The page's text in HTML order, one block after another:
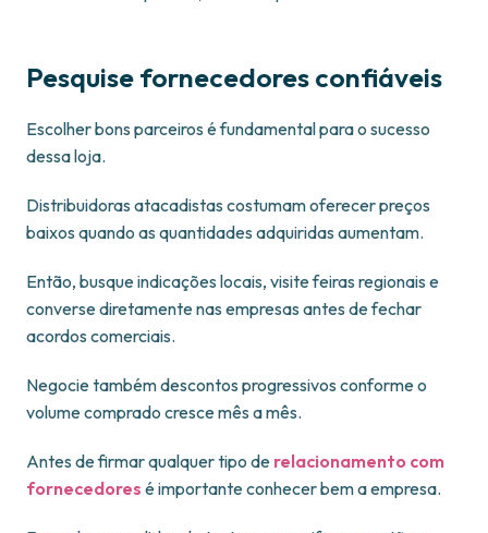
Pesquise fornecedores confiáveis
Escolher bons parceiros é fundamental para o sucesso
dessa loja.
Distribuidoras atacadistas costumam oferecer preços
baixos quando as quantidades adquiridas aumentam.
Então, busque indicações locais, visite feiras regionais e
converse diretamente nas empresas antes de fechar
acordos comerciais.
Negocie também descontos progressivos conforme o
volume comprado cresce mês a mês.
Antes de firmar qualquer tipo de relacionamento com
fornecedores é importante conhecer bem a empresa.